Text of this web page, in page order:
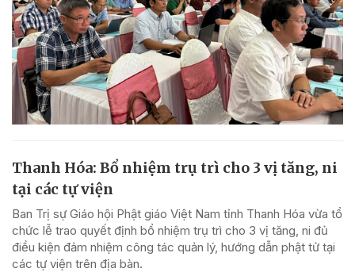
Thanh Hóa: Bổ nhiệm trụ trì cho 3 vị tăng, ni
tại các tự viện
Ban Trị sự Giáo hội Phật giáo Việt Nam tỉnh Thanh Hóa vừa tổ
chức lễ trao quyết định bổ nhiệm trụ trì cho 3 vị tăng, ni đủ
điều kiện đảm nhiệm công tác quản lý, hướng dẫn phật tử tại
các tự viện trên địa bàn.